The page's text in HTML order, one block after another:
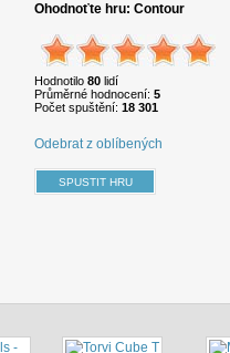
Ohodnoťte hru: Contour
Hodnotilo 80 lidí
Průměrné hodnocení: 5
Počet spuštění: 18 301
Odebrat z oblíbených